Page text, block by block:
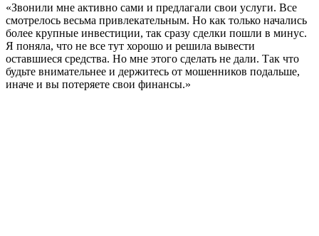
«Звонили мне активно сами и предлагали свои услуги. Все
смотрелось весьма привлекательным. Но как только начались
более крупные инвестиции, так сразу сделки пошли в минус.
Я поняла, что не все тут хорошо и решила вывести
оставшиеся средства. Но мне этого сделать не дали. Так что
будьте внимательнее и держитесь от мошенников подальше,
иначе и вы потеряете свои финансы.»